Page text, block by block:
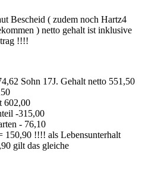
Bescheid ( zudem noch Hartz4
) netto gehalt ist inklusive
!!!!
Sohn 17J. Gehalt netto 551,50
602,00
-315,00
- 76,10
150,90 !!!! als Lebensunterhalt
gilt das gleiche